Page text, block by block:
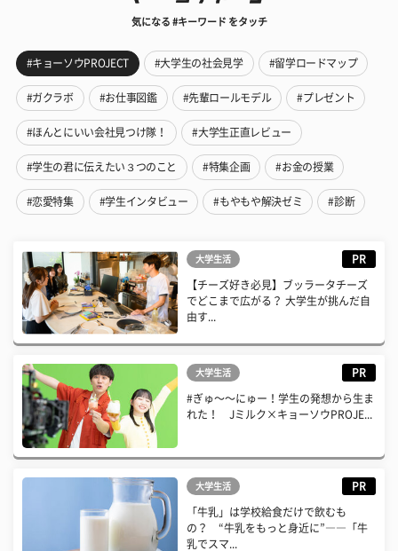
気になる #キーワード をタッチ
#キョーソウPROJECT #大学生の社会見学 #留学ロードマップ
#ガクラボ #お仕事図鑑 #先輩ロールモデル #プレゼント
#ほんとにいい会社見つけ隊！ #大学生正直レビュー
#学生の君に伝えたい３つのこと #特集企画 #お金の授業
#恋愛特集 #学生インタビュー #もやもや解決ゼミ #診断
大学生活 PR
【チーズ好き必見】ブッラータチーズ
でどこまで広がる？ 大学生が挑んだ自
由す...
大学生活 PR
#ぎゅ〜〜にゅー！学生の発想から生ま
れた！ Jミルク×キョーソウPROJE...
大学生活 PR
「牛乳」は学校給食だけで飲むも
の？ “牛乳をもっと身近に”――「牛
乳でスマ...